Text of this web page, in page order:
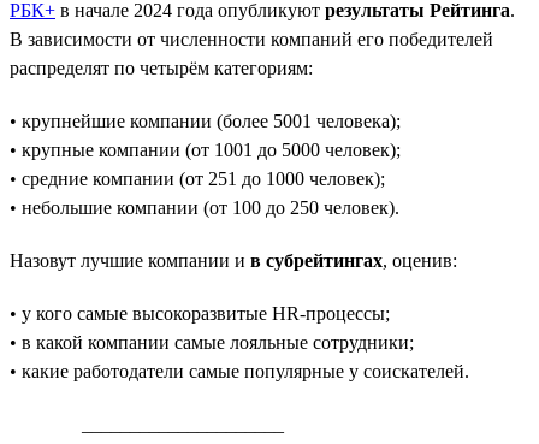
РБК+ в начале 2024 года опубликуют результаты Рейтинга.
В зависимости от численности компаний его победителей
распределят по четырём категориям:
• крупнейшие компании (более 5001 человека);
• крупные компании (от 1001 до 5000 человек);
• средние компании (от 251 до 1000 человек);
• небольшие компании (от 100 до 250 человек).
Назовут лучшие компании и в субрейтингах, оценив:
• у кого самые высокоразвитые HR-процессы;
• в какой компании самые лояльные сотрудники;
• какие работодатели самые популярные у соискателей.